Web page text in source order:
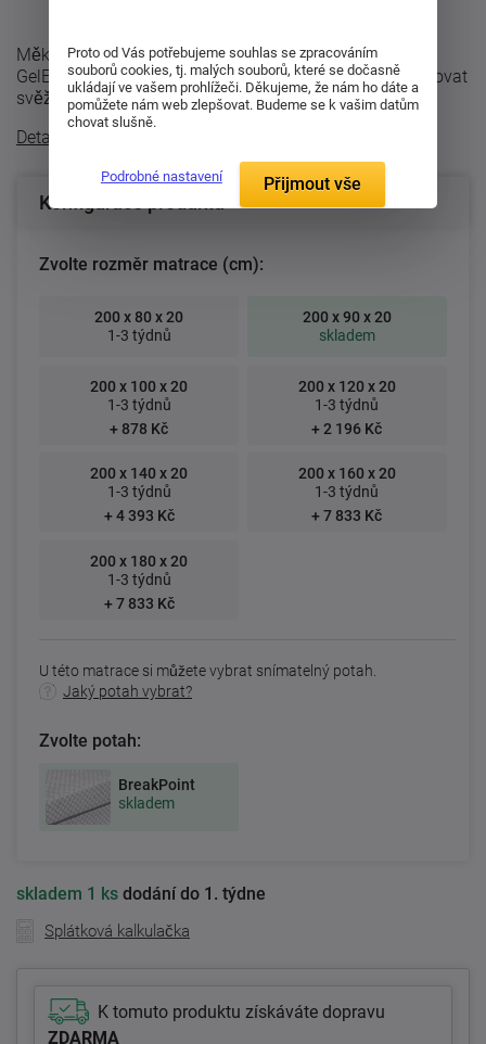
Měkký komfort s technologií GelEffect Vrchní vrstva
GelEffect příjemně odlehčuje tlak na tělo, pomáhá udržovat
svěžejší klima během spánku ...
Detailní popis
Konfigurace produktu
Zvolte rozměr matrace (cm):
200 x 80 x 20
1-3 týdnů
200 x 90 x 20
skladem
200 x 100 x 20
1-3 týdnů
+ 878 Kč
200 x 120 x 20
1-3 týdnů
+ 2 196 Kč
200 x 140 x 20
1-3 týdnů
+ 4 393 Kč
200 x 160 x 20
1-3 týdnů
+ 7 833 Kč
200 x 180 x 20
1-3 týdnů
+ 7 833 Kč
U této matrace si můžete vybrat snímatelný potah.
Jaký potah vybrat?
Zvolte potah:
BreakPoint
skladem
skladem 1 ks dodání do 1. týdne
Splátková kalkulačka
K tomuto produktu získáváte dopravu
ZDARMA
Proto od Vás potřebujeme souhlas se zpracováním
souborů cookies, tj. malých souborů, které se dočasně
ukládají ve vašem prohlížeči. Děkujeme, že nám ho dáte a
pomůžete nám web zlepšovat. Budeme se k vašim datům
chovat slušně.
Podrobné nastavení Přijmout vše